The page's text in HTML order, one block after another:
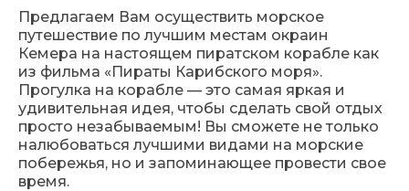
Предлагаем Вам осуществить морское
путешествие по лучшим местам окраин
Кемера на настоящем пиратском корабле как
из фильма «Пираты Карибского моря».
Прогулка на корабле — это самая яркая и
удивительная идея, чтобы сделать свой отдых
просто незабываемым! Вы сможете не только
налюбоваться лучшими видами на морские
побережья, но и запоминающее провести свое
время.